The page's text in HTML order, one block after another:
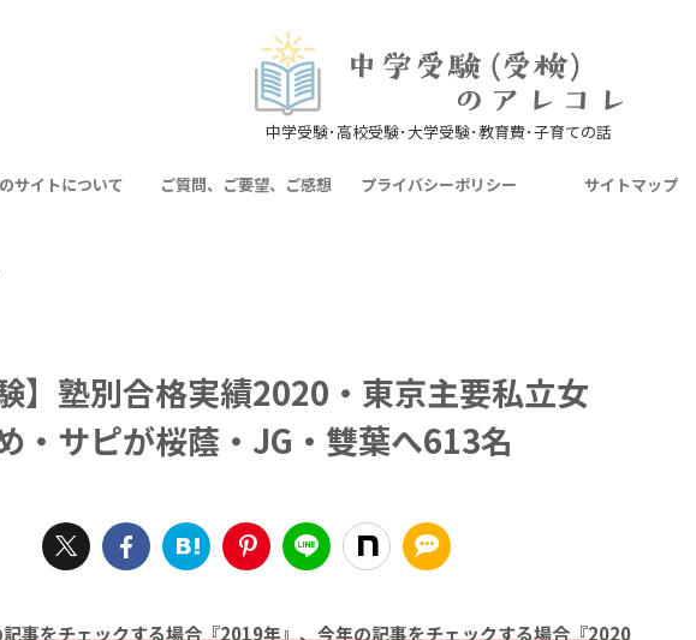
中学受験･高校受験･大学受験･教育費･子育ての話
サイトについて ご質問、ご要望、ご感想 プライバシーポリシー サイトマップ
】塾別合格実績2020・東京主要私立女
・サピが桜蔭・JG・雙葉へ613名
事をチェックする場合『2019年』、今年の記事をチェックする場合『2020